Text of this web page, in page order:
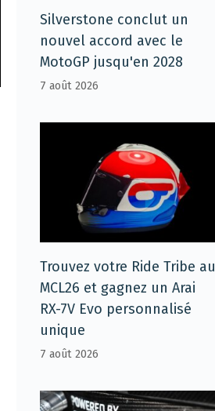
Silverstone conclut un
nouvel accord avec le
MotoGP jusqu'en 2028
7 août 2026
Trouvez votre Ride Tribe au
MCL26 et gagnez un Arai
RX-7V Evo personnalisé
unique
7 août 2026